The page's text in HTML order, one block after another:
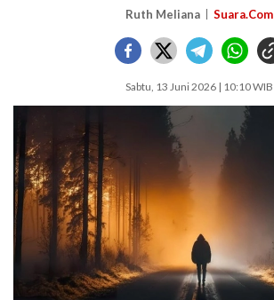
Ruth Meliana Suara.Com
Sabtu, 13 Juni 2026 | 10:10 WIB